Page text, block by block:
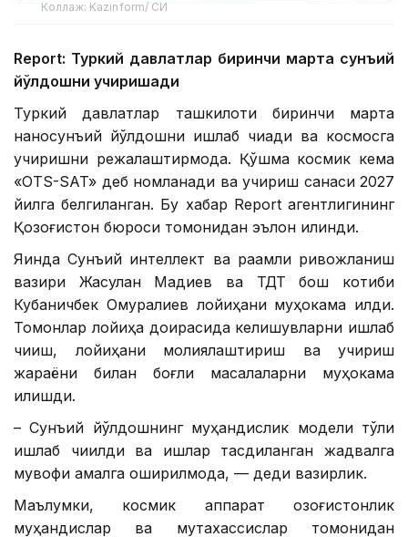
Коллаж: Kazinform/ СИ
Report: Туркий давлатлар биринчи марта сунъий
йўлдошни учиришади
Туркий давлатлар ташкилоти биринчи марта
наносунъий йўлдошни ишлаб чиқади ва космосга
учиришни режалаштирмоқда. Қўшма космик кема
«OTS-SAT» деб номланади ва учириш санаси 2027
йилга белгиланган. Бу хабар Report агентлигининг
Қозоғистон бюроси томонидан эълон қилинди.
Яқинда Сунъий интеллект ва рақамли ривожланиш
вазири Жасулан Мадиев ва ТДТ бош котиби
Кубаничбек Омуралиев лойиҳани муҳокама қилди.
Томонлар лойиҳа доирасида келишувларни ишлаб
чиқиш, лойиҳани молиялаштириш ва учириш
жараёни билан боғлиқ масалаларни муҳокама
қилишди.
– Сунъий йўлдошнинг муҳандислик модели тўлиқ
ишлаб чиқилди ва ишлар тасдиқланган жадвалга
мувофиқ амалга оширилмоқда, — деди вазирлик.
Маълумки, космик аппарат қозоғистонлик
муҳандислар ва мутахассислар томонидан